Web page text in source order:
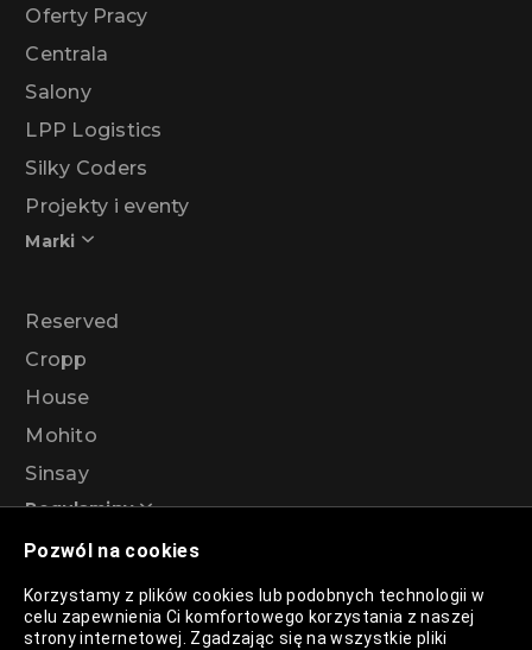
Pozwól na cookies
Korzystamy z plików cookies lub podobnych technologii w
celu zapewnienia Ci komfortowego korzystania z naszej
strony internetowej. Zgadzając się na wszystkie pliki
Oferty Pracy
Centrala
Salony
LPP Logistics
Silky Coders
Projekty i eventy
Marki
Reserved
Cropp
House
Mohito
Sinsay
Regulaminy
Regulamin akcji promocyjnej – Program
rabatowy 99%